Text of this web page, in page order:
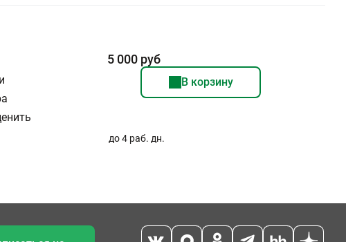
5 000 руб
В корзину
до 4 раб. дн.